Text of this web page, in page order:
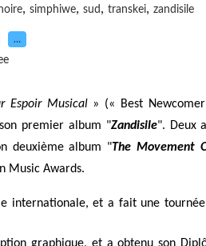
, simphiwe, sud , transkei, zandisile
…
Espoir Musical» (« Best
premier album "Zandisile". Deux
deuxième album "The Movement
Music Awards.
internationale, et a fait une